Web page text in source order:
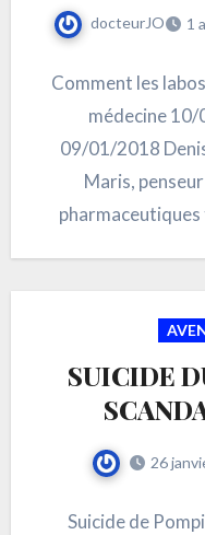
docteurJO 1
Comment les
médecine 10/
09/01/2018
Maris,
SUICIDE
26
Suicide de